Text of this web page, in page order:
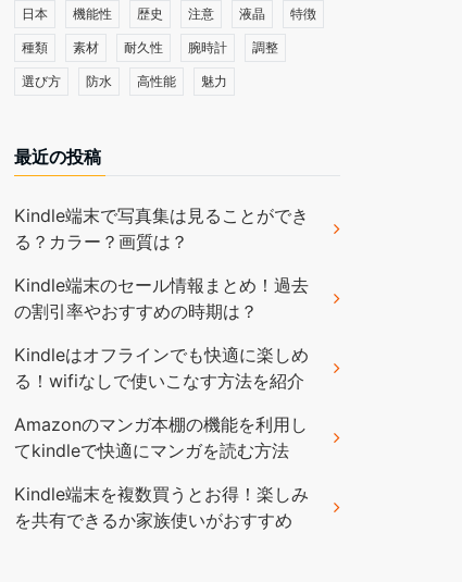
日本 機能性 歴史 注意 液晶 特徴
種類 素材 耐久性 腕時計 調整
選び方 防水 高性能 魅力
最近の投稿
Kindle端末で写真集は見ることができ
る？カラー？画質は？
Kindle端末のセール情報まとめ！過去
の割引率やおすすめの時期は？
Kindleはオフラインでも快適に楽しめ
る！wifiなしで使いこなす方法を紹介
Amazonのマンガ本棚の機能を利用し
てkindleで快適にマンガを読む方法
Kindle端末を複数買うとお得！楽しみ
を共有できるか家族使いがおすすめ